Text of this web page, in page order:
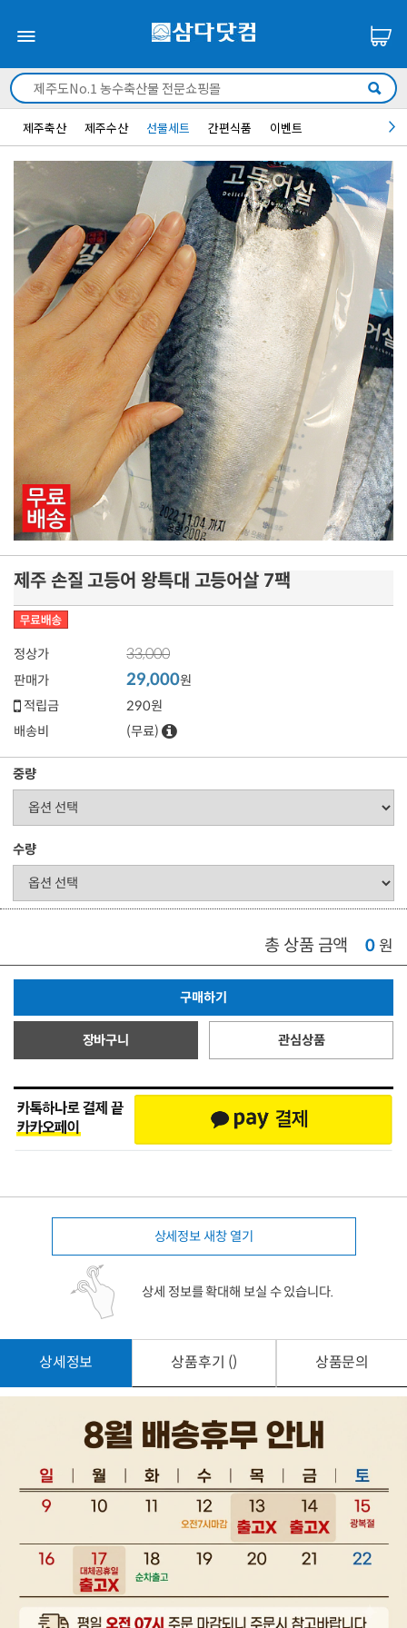
제주축산 제주수산 선물세트 간편식품 이벤트
제주 손질 고등어 왕특대 고등어살 7팩
정상가 33,000
판매가 29,000원
적립금
290원
배송비
(무료)
중량
수량
총 상품 금액 0 원
구매하기
장바구니 관심상품
상세정보 새창 열기
상세 정보를 확대해 보실 수 있습니다.
상세정보 상품후기 () 상품문의